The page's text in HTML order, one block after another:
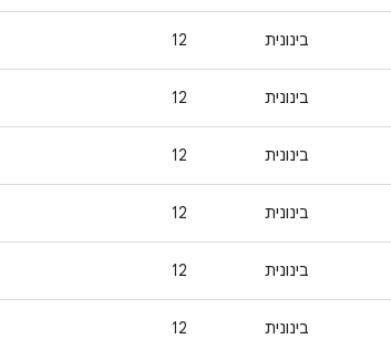
בינונית 12
בינונית 12
בינונית 12
בינונית 12
בינונית 12
בינונית 12